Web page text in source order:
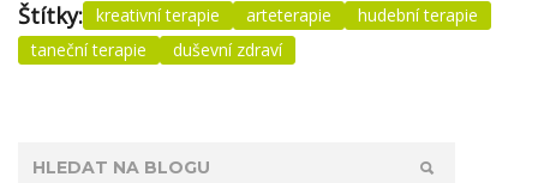
Štítky: kreativní terapie arteterapie
hudební terapie
taneční terapie
duševní zdraví